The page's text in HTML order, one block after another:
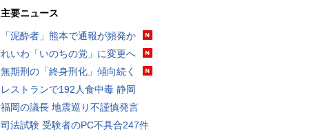
主要ニュース
「泥酔者」熊本で通報が頻発か
れいわ「いのちの党」に変更へ
無期刑の「終身刑化」傾向続く
レストランで192人食中毒 静岡
福岡の議長 地震巡り不謹慎発言
司法試験 受験者のPC不具合247件